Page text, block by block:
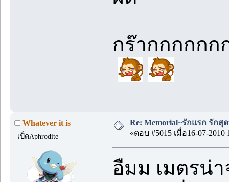
กร๊ากกกกกก
Whatever it is
เป็ดAphrodite
Re: Memorial~รักแรก รักสุ
«ตอบ #5015 เมื่อ16-07-2010
อืมม เมตรน่